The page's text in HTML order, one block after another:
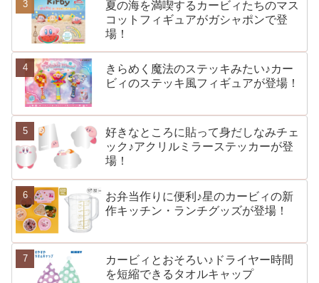
夏の海を満喫するカービィたちのマス
コットフィギュアがガシャポンで登
場！
きらめく魔法のステッキみたい♪カー
ビィのステッキ風フィギュアが登場！
好きなところに貼って身だしなみチェ
ック♪アクリルミラーステッカーが登
場！
お弁当作りに便利♪星のカービィの新
作キッチン・ランチグッズが登場！
カービィとおそろい♪ドライヤー時間
を短縮できるタオルキャップ